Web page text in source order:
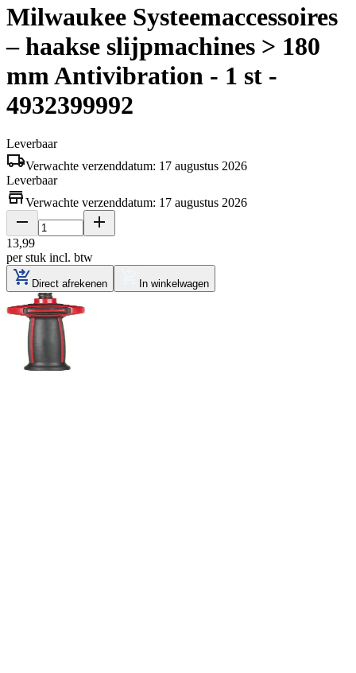
Milwaukee Systeemaccessoires
– haakse slijpmachines > 180
mm Antivibration - 1 st -
4932399992
Leverbaar
Verwachte verzenddatum: 17 augustus 2026
Leverbaar
Verwachte verzenddatum: 17 augustus 2026
13,99
per stuk incl. btw
Direct afrekenen In winkelwagen